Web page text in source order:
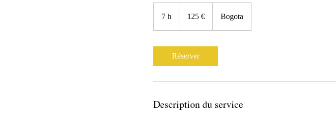
7 h 125 € Bogota
Réserver
Description du service